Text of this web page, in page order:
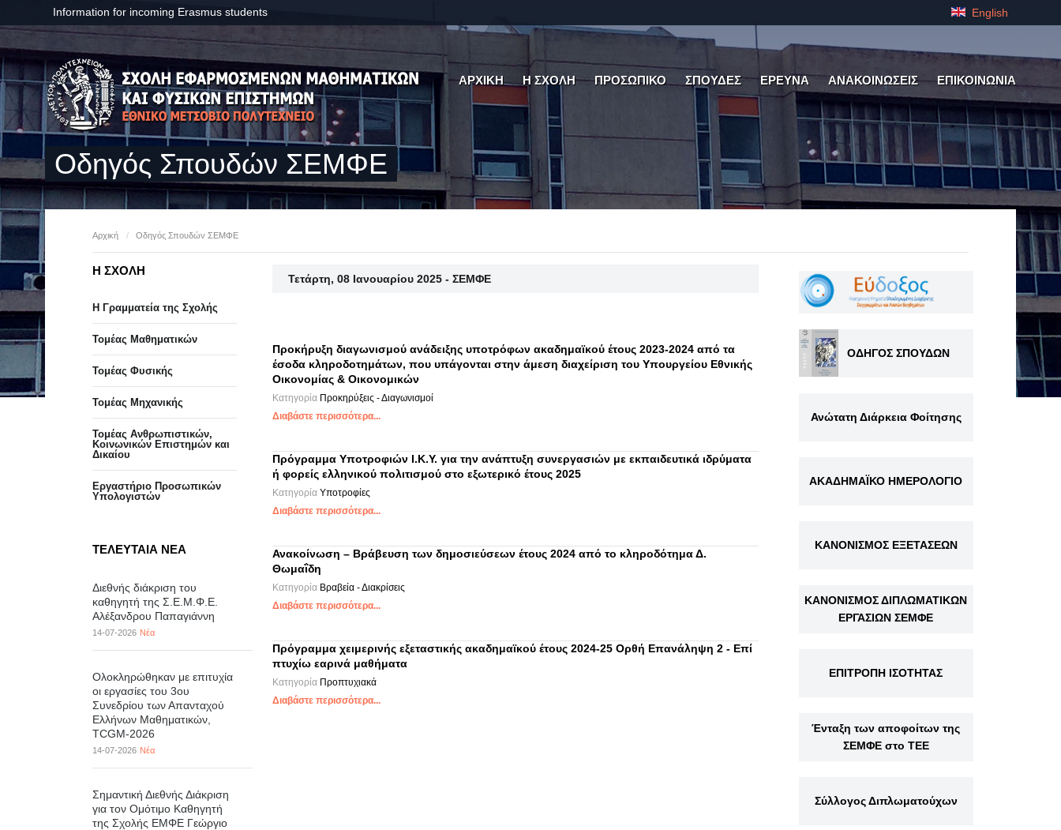
Information for incoming Erasmus students English
ΑΡΧΙΚΗ Η ΣΧΟΛΗ ΠΡΟΣΩΠΙΚΟ ΣΠΟΥΔΕΣ ΕΡΕΥΝΑ ΑΝΑΚΟΙΝΩΣΕΙΣ ΕΠΙΚΟΙΝΩΝΙΑ
Οδηγός Σπουδών ΣΕΜΦΕ
Αρχική / Οδηγός Σπουδών ΣΕΜΦΕ
Τετάρτη, 08 Ιανουαρίου 2025 - ΣΕΜΦΕ
Προκήρυξη διαγωνισμού ανάδειξης υποτρόφων ακαδημαϊκού έτους 2023-2024 από τα
έσοδα κληροδοτημάτων, που υπάγονται στην άμεση διαχείριση του Υπουργείου Εθνικής
Οικονομίας & Οικονομικών
Κατηγορία Προκηρύξεις - Διαγωνισμοί
Διαβάστε περισσότερα...
Πρόγραμμα Υποτροφιών Ι.Κ.Υ. για την ανάπτυξη συνεργασιών με εκπαιδευτικά ιδρύματα
ή φορείς ελληνικού πολιτισμού στο εξωτερικό έτους 2025
Κατηγορία Υποτροφίες
Διαβάστε περισσότερα...
Ανακοίνωση – Βράβευση των δημοσιεύσεων έτους 2024 από το κληροδότημα Δ.
Θωμαΐδη
Κατηγορία Βραβεία - Διακρίσεις
Διαβάστε περισσότερα...
Πρόγραμμα χειμερινής εξεταστικής ακαδημαϊκού έτους 2024-25 Ορθή Επανάληψη 2 - Επί
πτυχίω εαρινά μαθήματα
Κατηγορία Προπτυχιακά
Διαβάστε περισσότερα...
Η ΣΧΟΛΗ
Η Γραμματεία της Σχολής
Τομέας Μαθηματικών
Τομέας Φυσικής
Τομέας Μηχανικής
Τομέας Ανθρωπιστικών,
Κοινωνικών Επιστημών και
Δικαίου
Eργαστήριo Προσωπικών
Υπολογιστών
ΤΕΛΕΥΤΑΙΑ ΝΕΑ
Διεθνής διάκριση του
καθηγητή της Σ.Ε.Μ.Φ.Ε.
Αλέξανδρου Παπαγιάννη
14-07-2026 Νέα
Ολοκληρώθηκαν με επιτυχία
οι εργασίες του 3ου
Συνεδρίου των Απανταχού
Ελλήνων Μαθηματικών,
TCGM-2026
14-07-2026 Νέα
Σημαντική Διεθνής Διάκριση
για τον Ομότιμο Καθηγητή
της Σχολής ΕΜΦΕ Γεώργιο
ΟΔΗΓΟΣ ΣΠΟΥΔΩΝ
Ανώτατη Διάρκεια Φοίτησης
ΑΚΑΔΗΜΑΪΚΟ ΗΜΕΡΟΛΟΓΙΟ
ΚΑΝΟΝΙΣΜΟΣ ΕΞΕΤΑΣΕΩΝ
ΚΑΝΟΝΙΣΜΟΣ ΔΙΠΛΩΜΑΤΙΚΩΝ
ΕΡΓΑΣΙΩΝ ΣΕΜΦΕ
ΕΠΙΤΡΟΠΗ ΙΣΟΤΗΤΑΣ
Ένταξη των αποφοίτων της
ΣΕΜΦΕ στο ΤΕΕ
Σύλλογος Διπλωματούχων